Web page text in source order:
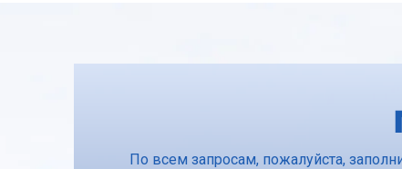
По всем запросам, пожалуйста,